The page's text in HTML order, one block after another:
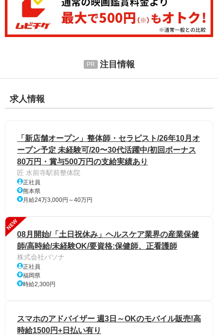
注目情報
求人情報
「新店舗オープン」整体師・セラピスト/26年10月オ
ープン予定 未経験可/20〜30代活躍中/初回ボーナス
80万円・賞与500万円の支給実績あり
匠 水前寺駅前整体院
正社員
熊本県
月給24万3,000円～40万円
NEW
08月開始/「土日祝休み」ヘルスケア業界の産業保健
師/高時給/未経験OK/要資格:保健師、正看護師
株式会社パソナ
正社員
福岡県
時給2,300円
スマホのアドバイザー 週3日～OKのモバイル販売!高
時給1500円+日払い有り